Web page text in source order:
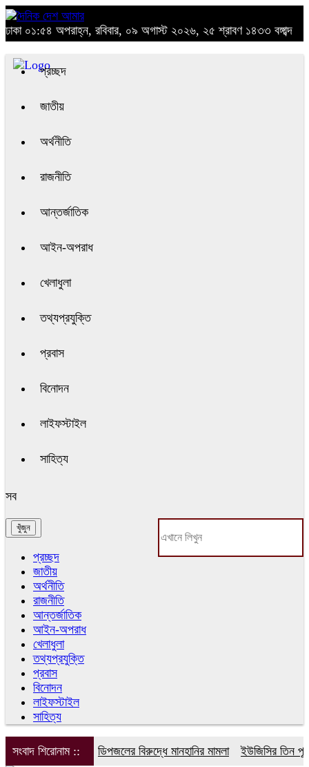
ঢাকা ০১:৫৪ অপরাহ্ন, রবিবার, ০৯ অগাস্ট ২০২৬, ২৫ শ্রাবণ ১৪৩৩ বঙ্গাব্দ
প্রচ্ছদ
জাতীয়
অর্থনীতি
রাজনীতি
আন্তর্জাতিক
আইন-অপরাধ
খেলাধুলা
তথ্যপ্রযুক্তি
প্রবাস
বিনোদন
লাইফস্টাইল
সাহিত্য
সব
প্রচ্ছদ
জাতীয়
অর্থনীতি
রাজনীতি
আন্তর্জাতিক
আইন-অপরাধ
খেলাধুলা
তথ্যপ্রযুক্তি
প্রবাস
বিনোদন
লাইফস্টাইল
সাহিত্য
সংবাদ শিরোনাম :: ডিপজলের বিরুদ্ধে মানহানির মামলা ইউজিসির তিন